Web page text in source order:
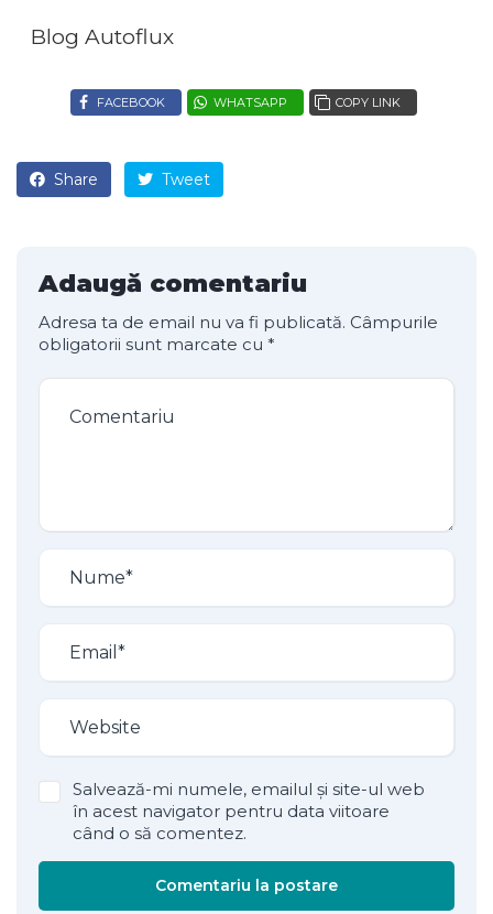
Blog Autoflux
FACEBOOK WHATSAPP COPY LINK
Share Tweet
Adaugă comentariu
Adresa ta de email nu va fi publicată. Câmpurile
obligatorii sunt marcate cu *
Salvează-mi numele, emailul și site-ul web
în acest navigator pentru data viitoare
când o să comentez.
Comentariu la postare